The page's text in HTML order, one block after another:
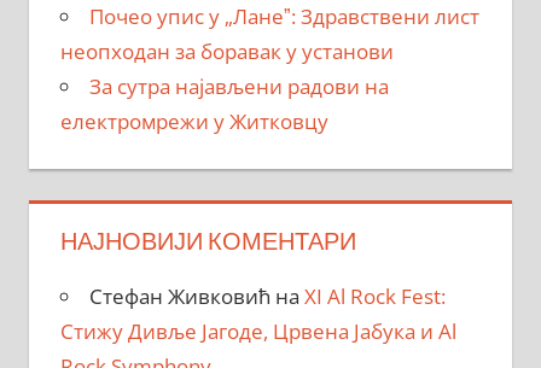
Почео упис у „Ланеˮ: Здравствени лист
неопходан за боравак у установи
За сутра најављени радови на
електромрежи у Житковцу
НАЈНОВИЈИ КОМЕНТАРИ
Стефан Живковић на XI Al Rock Fest:
Стижу Дивље Јагоде, Црвена Јабука и Al